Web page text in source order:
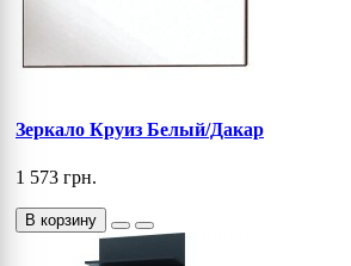
Зеркало Круиз Белый/Дакар
1 573 грн.
В корзину